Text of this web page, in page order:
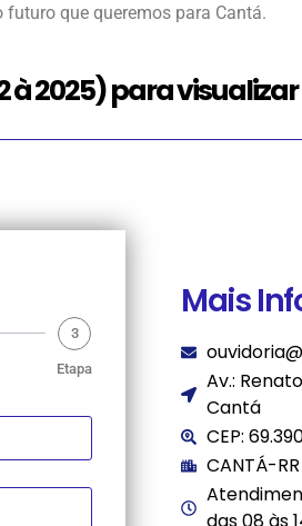
que queremos para Cantá.
à 2025) para visualizar
3
Etapa
Mais
Av.:
Cantá
CEP:
CANTÁ-RR
das 08 às